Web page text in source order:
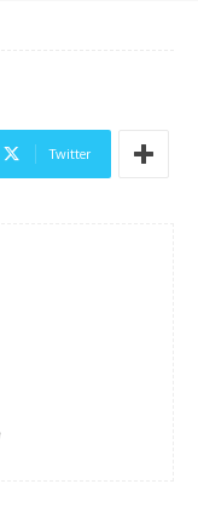
Twitter